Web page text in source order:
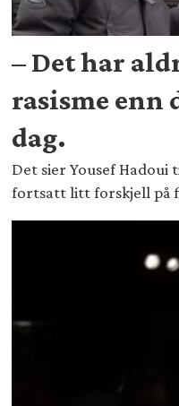
– Det har
rasisme enn
dag.
Det sier Yousef
fortsatt litt forskjell på